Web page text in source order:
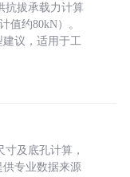
抗拔承载力计算
值约80kN）。
议，适用于工
及底孔计算，
专业数据来源